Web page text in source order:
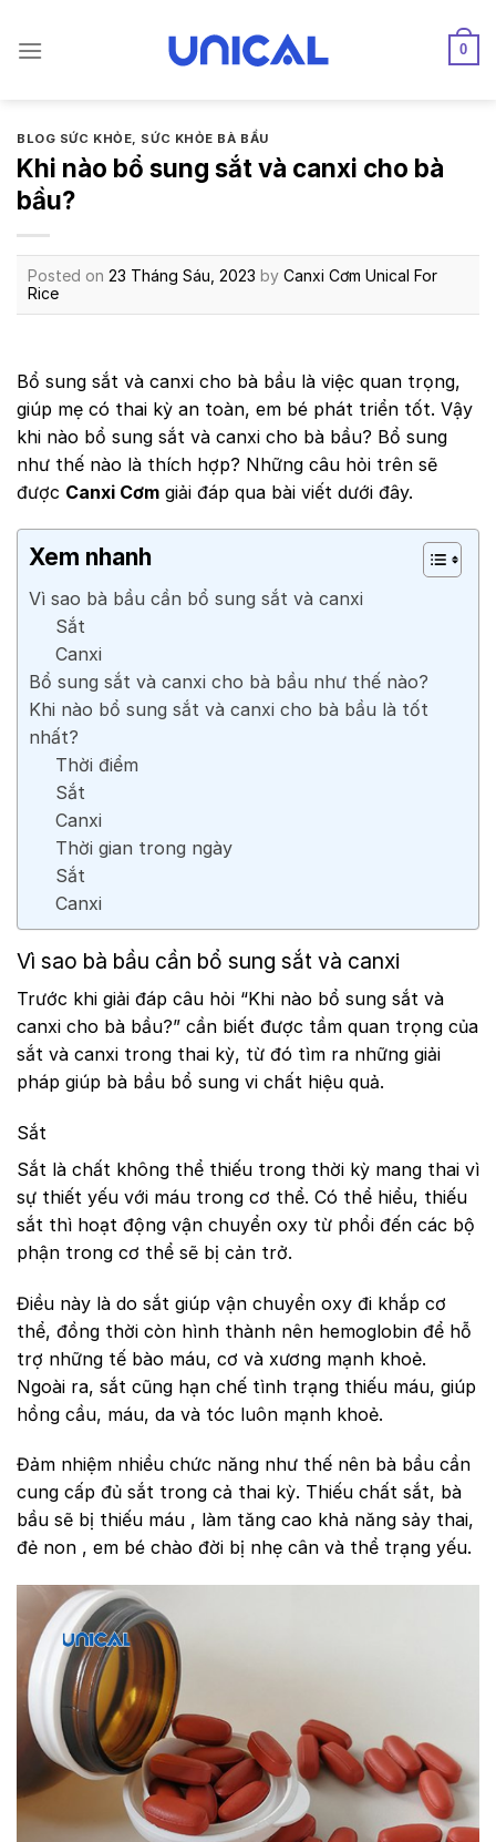
0
BLOG SỨC KHỎE, SỨC KHỎE BÀ BẦU
Khi nào bổ sung sắt và canxi cho bà
bầu?
Posted on 23 Tháng Sáu, 2023 by Canxi Cơm Unical For
Rice
Bổ sung sắt và canxi cho bà bầu là việc quan trọng,
giúp mẹ có thai kỳ an toàn, em bé phát triển tốt. Vậy
khi nào bổ sung sắt và canxi cho bà bầu? Bổ sung
như thế nào là thích hợp? Những câu hỏi trên sẽ
được Canxi Cơm giải đáp qua bài viết dưới đây.
Xem nhanh
Vì sao bà bầu cần bổ sung sắt và canxi
Sắt
Canxi
Bổ sung sắt và canxi cho bà bầu như thế nào?
Khi nào bổ sung sắt và canxi cho bà bầu là tốt
nhất?
Thời điểm
Sắt
Canxi
Thời gian trong ngày
Sắt
Canxi
Vì sao bà bầu cần bổ sung sắt và canxi
Trước khi giải đáp câu hỏi “Khi nào bổ sung sắt và
canxi cho bà bầu?” cần biết được tầm quan trọng của
sắt và canxi trong thai kỳ, từ đó tìm ra những giải
pháp giúp bà bầu bổ sung vi chất hiệu quả.
Sắt
Sắt là chất không thể thiếu trong thời kỳ mang thai vì
sự thiết yếu với máu trong cơ thể. Có thể hiểu, thiếu
sắt thì hoạt động vận chuyển oxy từ phổi đến các bộ
phận trong cơ thể sẽ bị cản trở.
Điều này là do sắt giúp vận chuyển oxy đi khắp cơ
thể, đồng thời còn hình thành nên hemoglobin để hỗ
trợ những tế bào máu, cơ và xương mạnh khoẻ.
Ngoài ra, sắt cũng hạn chế tình trạng thiếu máu, giúp
hồng cầu, máu, da và tóc luôn mạnh khoẻ.
Đảm nhiệm nhiều chức năng như thế nên bà bầu cần
cung cấp đủ sắt trong cả thai kỳ. Thiếu chất sắt, bà
bầu sẽ bị thiếu máu , làm tăng cao khả năng sảy thai,
đẻ non , em bé chào đời bị nhẹ cân và thể trạng yếu.